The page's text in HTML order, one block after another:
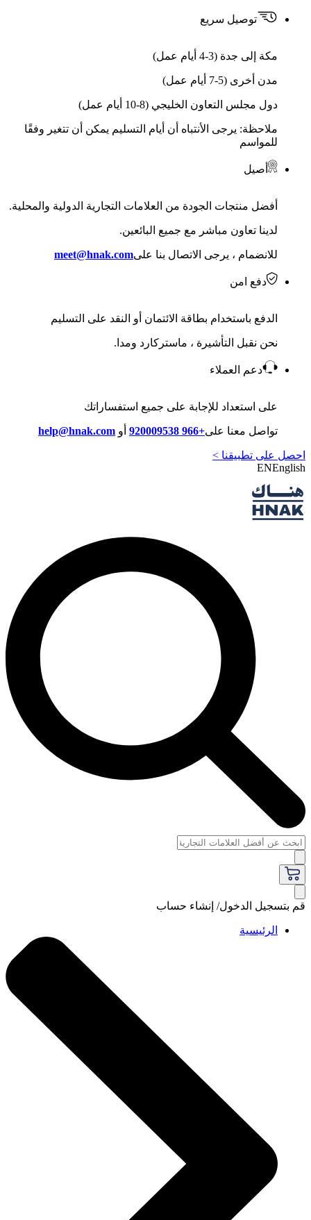
توصيل سريع
مكة إلى جدة (3-4 أيام عمل)
مدن أخرى (5-7 أيام عمل)
دول مجلس التعاون الخليجي (8-10 أيام عمل)
ملاحظة: يرجى الأنتباه أن أيام التسليم يمكن أن تتغير وفقًا
للمواسم
أصيل
أفضل منتجات الجودة من العلامات التجارية الدولية والمحلية.
لدينا تعاون مباشر مع جميع البائعين.
للانضمام ، يرجى الاتصال بنا علىmeet@hnak.com
دفع امن
الدفع باستخدام بطاقة الائتمان أو النقد على التسليم
نحن نقبل التأشيرة ، ماستركارد ومدا.
دعم العملاء
على استعداد للإجابة على جميع استفساراتك
تواصل معنا على+966 920009538 أو help@hnak.com
احصل على تطبيقنا >
ENEnglish
قم بتسجيل الدخول/ إنشاء حساب
الرئيسية